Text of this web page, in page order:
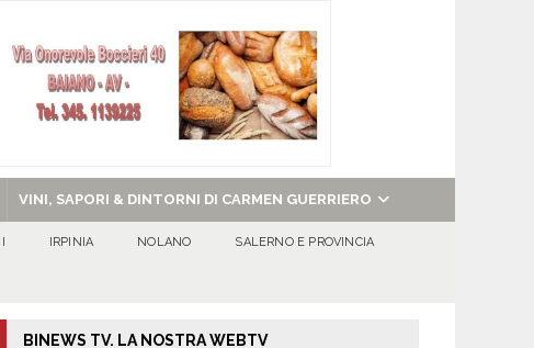
VINI, SAPORI & DINTORNI DI CARMEN GUERRIERO
IRPINIA NOLANO SALERNO E PROVINCIA
BINEWS TV. LA NOSTRA WEBTV